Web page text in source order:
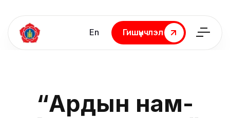
En
Гишүүнчлэл
Гишүүнчлэл
“Ардын нам-